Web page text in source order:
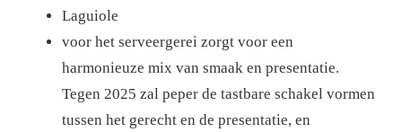
Laguiole
voor het serveergerei zorgt voor een
harmonieuze mix van smaak en presentatie.
Tegen 2025 zal peper de tastbare schakel vormen
tussen het gerecht en de presentatie, en